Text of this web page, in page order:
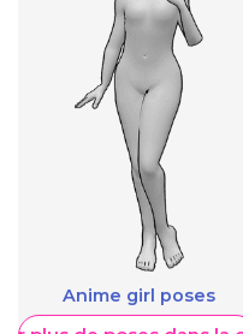
Anime girl poses